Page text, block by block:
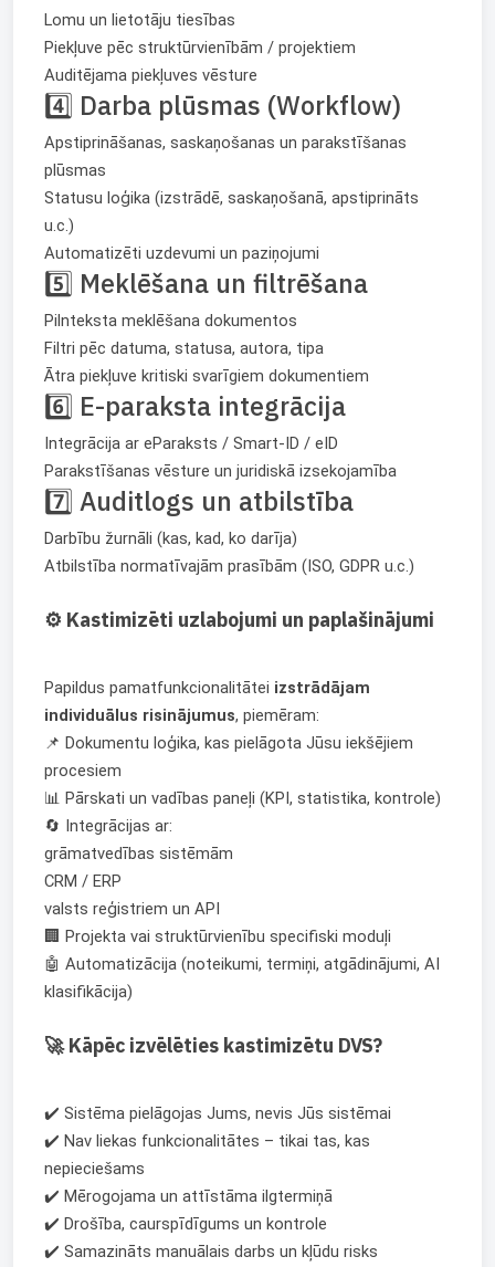
Lomu un lietotāju tiesības
Piekļuve pēc struktūrvienībām / projektiem
Auditējama piekļuves vēsture
4️⃣ Darba plūsmas (Workflow)
Apstiprināšanas, saskaņošanas un parakstīšanas
plūsmas
Statusu loģika (izstrādē, saskaņošanā, apstiprināts
u.c.)
Automatizēti uzdevumi un paziņojumi
5️⃣ Meklēšana un filtrēšana
Pilnteksta meklēšana dokumentos
Filtri pēc datuma, statusa, autora, tipa
Ātra piekļuve kritiski svarīgiem dokumentiem
6️⃣ E-paraksta integrācija
Integrācija ar eParaksts / Smart-ID / eID
Parakstīšanas vēsture un juridiskā izsekojamība
7️⃣ Auditlogs un atbilstība
Darbību žurnāli (kas, kad, ko darīja)
Atbilstība normatīvajām prasībām (ISO, GDPR u.c.)
⚙️ Kastimizēti uzlabojumi un paplašinājumi
Papildus pamatfunkcionalitātei izstrādājam
individuālus risinājumus, piemēram:
📌 Dokumentu loģika, kas pielāgota Jūsu iekšējiem
procesiem
📊 Pārskati un vadības paneļi (KPI, statistika, kontrole)
🔄 Integrācijas ar:
grāmatvedības sistēmām
CRM / ERP
valsts reģistriem un API
🏢 Projekta vai struktūrvienību specifiski moduļi
🤖 Automatizācija (noteikumi, termiņi, atgādinājumi, AI
klasifikācija)
🚀 Kāpēc izvēlēties kastimizētu DVS?
✔️ Sistēma pielāgojas Jums, nevis Jūs sistēmai
✔️ Nav liekas funkcionalitātes – tikai tas, kas
nepieciešams
✔️ Mērogojama un attīstāma ilgtermiņā
✔️ Drošība, caurspīdīgums un kontrole
✔️ Samazināts manuālais darbs un kļūdu risks